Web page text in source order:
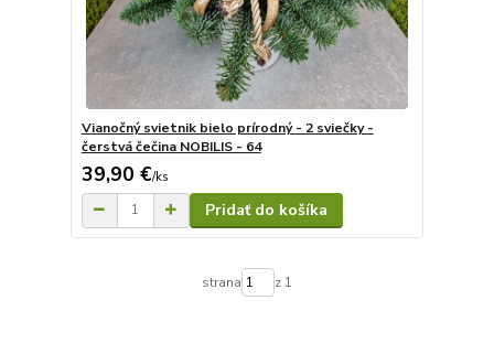
Vianočný svietnik bielo prírodný - 2 sviečky -
čerstvá čečina NOBILIS - 64
39,90 €/ks
Pridať do košíka
strana z 1